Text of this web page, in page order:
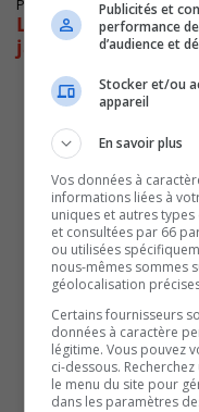
Publié le 24 août 2019 à
L’Oasis du
jardin Espace
Publicités et
performance
d’audience et
Stocker et/ou
appareil
En savoir plus
Vos données à
informations liées à
uniques et autres
et consultées par 66
ou utilisées
nous-mêmes sommes
géolocalisation
Certains fournisseurs
données à caractère
légitime. Vous pouvez
ci-dessous.
le menu du site pour
dans les paramètres